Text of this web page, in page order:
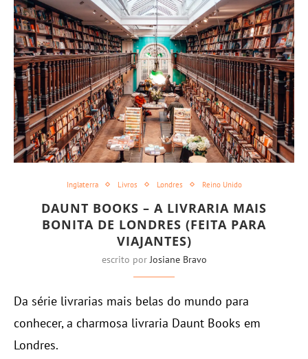
Inglaterra Livros Londres Reino Unido
DAUNT BOOKS – A LIVRARIA MAIS
BONITA DE LONDRES (FEITA PARA
VIAJANTES)
escrito porJosiane Bravo
Da série livrarias mais belas do mundo para
conhecer, a charmosa livraria Daunt Books em
Londres.